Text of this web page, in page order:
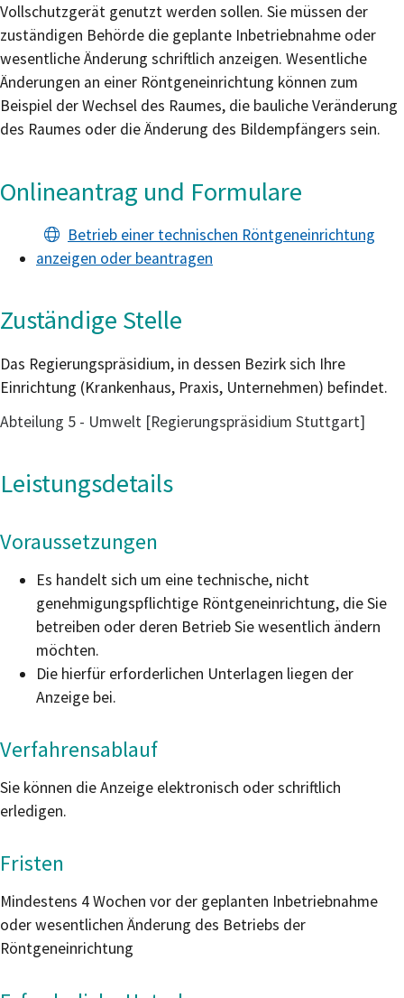
Vollschutzgerät genutzt werden sollen. Sie müssen der
zuständigen Behörde die geplante Inbetriebnahme oder
wesentliche Änderung schriftlich anzeigen. Wesentliche
Änderungen an einer Röntgeneinrichtung können zum
Beispiel der Wechsel des Raumes, die bauliche Veränderung
des Raumes oder die Änderung des Bildempfängers sein.
Onlineantrag und Formulare
Betrieb einer technischen Röntgeneinrichtung
anzeigen oder beantragen
Zuständige Stelle
Das Regierungspräsidium, in dessen Bezirk sich Ihre
Einrichtung (Krankenhaus, Praxis, Unternehmen) befindet.
Abteilung 5 - Umwelt [Regierungspräsidium Stuttgart]
Leistungsdetails
Voraussetzungen
Es handelt sich um eine technische, nicht
genehmigungspflichtige Röntgeneinrichtung, die Sie
betreiben oder deren Betrieb Sie wesentlich ändern
möchten.
Die hierfür erforderlichen Unterlagen liegen der
Anzeige bei.
Verfahrensablauf
Sie können die Anzeige elektronisch oder schriftlich
erledigen.
Fristen
Mindestens 4 Wochen vor der geplanten Inbetriebnahme
oder wesentlichen Änderung des Betriebs der
Röntgeneinrichtung